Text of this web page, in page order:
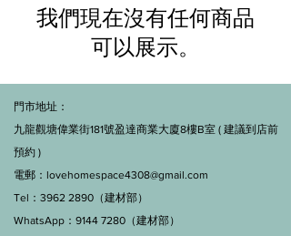
我們現在沒有任何商品
可以展示。
門市地址：
九龍觀塘偉業街181號盈達商業大廈8樓B室 ( 建議到店前
預約 )
電郵： lovehomespace4308@gmail.com
Tel：3962 2890（建材部）
WhatsApp：9144 7280（建材部）